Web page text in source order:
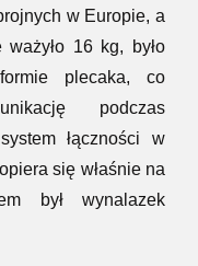
w Europie, a
16 kg, było
plecaka, co
podczas
łączności w
się właśnie na
był wynalazek